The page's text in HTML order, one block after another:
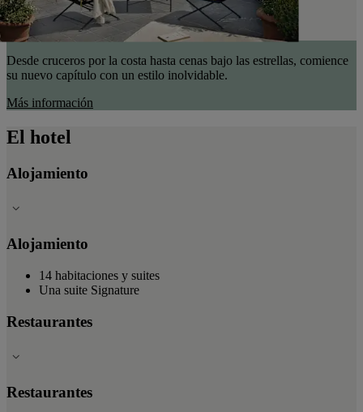
Desde cruceros por la costa hasta cenas bajo las estrellas, comience
su nuevo capítulo con un estilo inolvidable.
Más información
El hotel
Alojamiento
Alojamiento
14 habitaciones y suites
Una suite Signature
Restaurantes
Restaurantes